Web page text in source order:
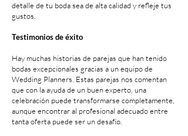
detalle de tu boda sea de alta calidad y refleje tus
gustos.
Testimonios de éxito
Hay muchas historias de parejas que han tenido
bodas excepcionales gracias a un equipo de
Wedding Planners. Estas parejas nos comentan
que con la ayuda de un buen experto, una
celebración puede transformarse completamente,
aunque encontrar al profesional adecuado entre
tanta oferta puede ser un desafío.